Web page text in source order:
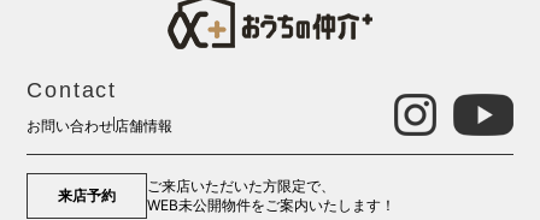
Contact
お問い合わせ店舗情報
来店予約
ご来店いただいた方限定で、
WEB未公開物件をご案内いたします！